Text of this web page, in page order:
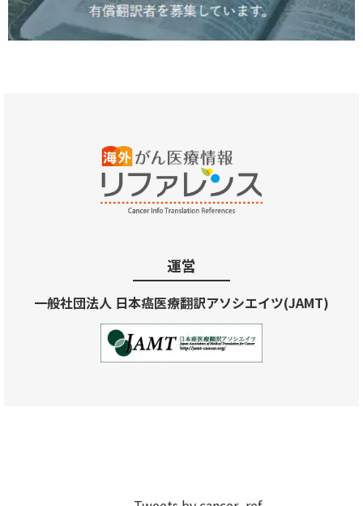
運営
一般社団法人 日本癌医療翻訳アソシエイツ(JAMT)